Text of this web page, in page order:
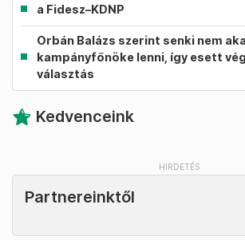
a Fidesz–KDNP
Orbán Balázs szerint senki nem
kampányfőnöke lenni, így esett
választás
Kedvenceink
Partnereinktől